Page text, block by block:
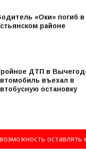
«Оки» погиб
районе
ДТП в
въехал в
остановку
оставлять